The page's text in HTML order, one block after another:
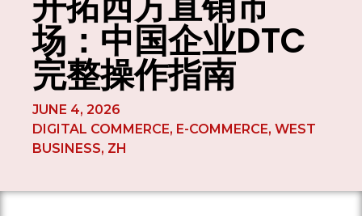
场：中国企业DTC
完整操作指南
JUNE 4, 2026
DIGITAL COMMERCE, E-COMMERCE, WEST
BUSINESS, ZH